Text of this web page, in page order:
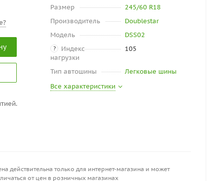
Размер
245/60 R18
Производитель
Doublestar
Модель
DSS02
?
Индекс
нагрузки
105
Тип автошины
Легковые шины
Все характеристики
действительна только для интернет-магазина и может
от цен в розничных магазинах